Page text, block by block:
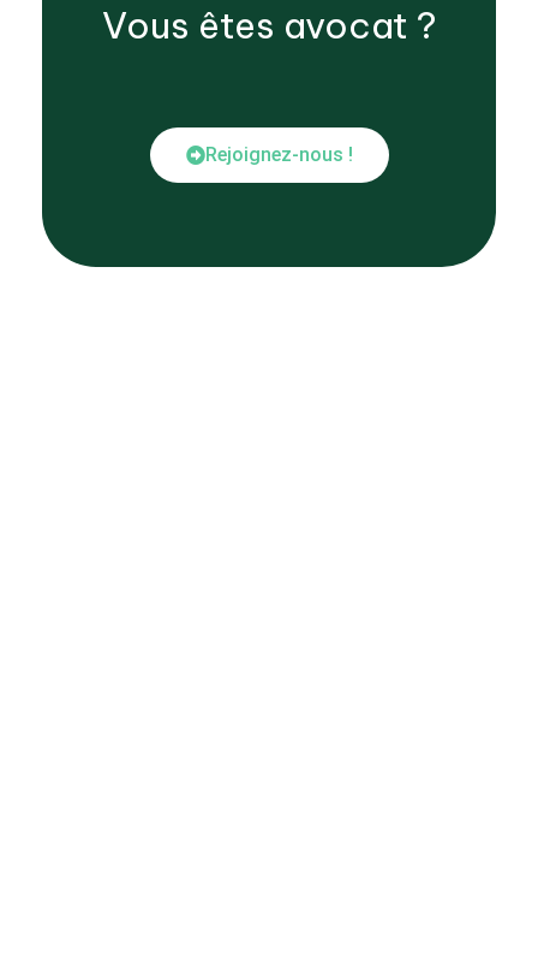
Vous êtes avocat ?
Rejoignez-nous !